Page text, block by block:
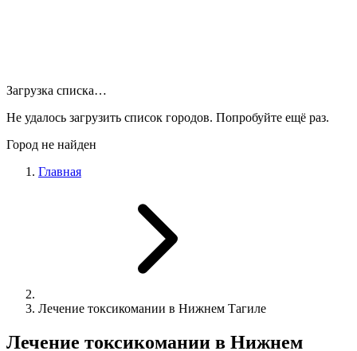
Загрузка списка…
Не удалось загрузить список городов. Попробуйте ещё раз.
Город не найден
Главная
Лечение токсикомании в Нижнем Тагиле
Лечение токсикомании в Нижнем